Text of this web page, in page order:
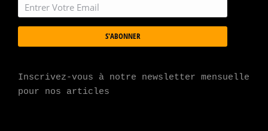
S'ABONNER
Inscrivez-vous à notre newsletter mensuelle
pour nos articles